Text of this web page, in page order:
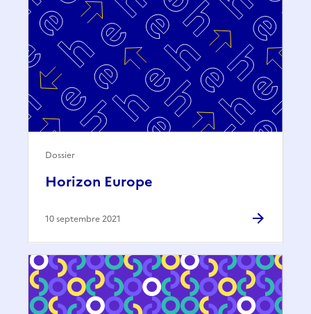
Horizon Europe
Dossier
10 septembre 2021